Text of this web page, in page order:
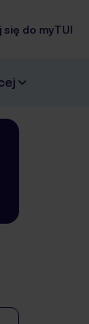
się do myTUI